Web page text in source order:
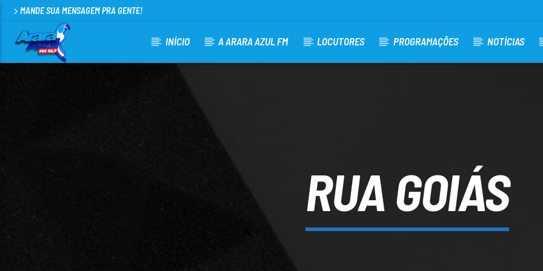
MANDE SUA MENSAGEM PRA GENTE!
INÍCIO A ARARA AZUL FM LOCUTORES PROGRAMAÇÕES NOTÍCIAS
RUA GOIÁS